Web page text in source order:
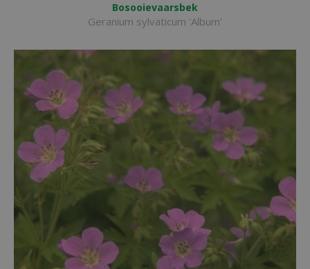
Bosooievaarsbek
Geranium sylvaticum 'Album'